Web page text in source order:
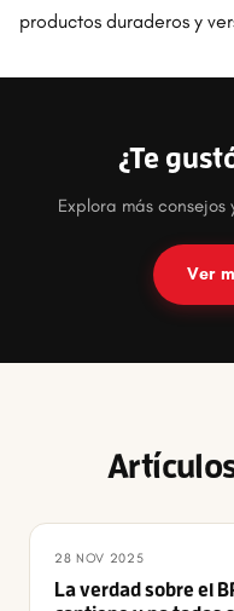
productos duraderos y
¿Te
Explora más consejos
Ver
28 NOV 2025
La verdad sobre el